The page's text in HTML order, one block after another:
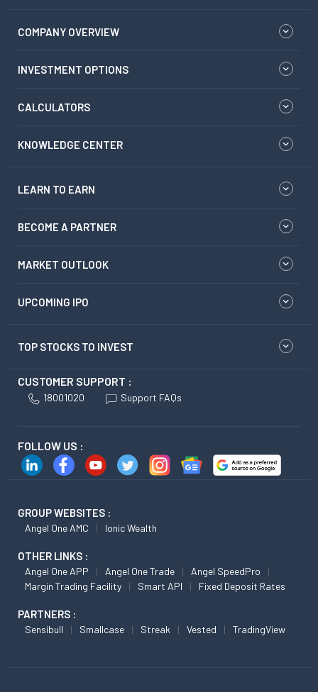
COMPANY OVERVIEW
INVESTMENT OPTIONS
CALCULATORS
KNOWLEDGE CENTER
LEARN TO EARN
BECOME A PARTNER
MARKET OUTLOOK
UPCOMING IPO
TOP STOCKS TO INVEST
CUSTOMER SUPPORT :
18001020 Support FAQs
FOLLOW US :
GROUP WEBSITES :
Angel One AMC Ionic Wealth
OTHER LINKS :
Angel One APP Angel One Trade
Angel SpeedPro
Margin Trading Facility
Smart API Fixed Deposit Rates
PARTNERS :
Sensibull Smallcase Streak Vested TradingView